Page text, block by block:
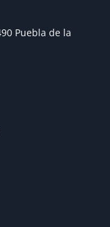
Puebla de la